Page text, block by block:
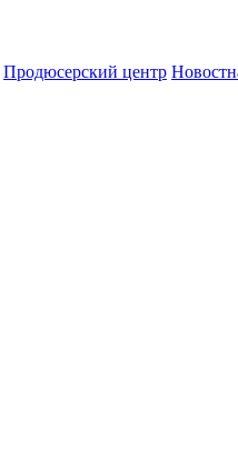
Продюсерский центр